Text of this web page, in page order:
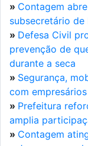
» Contagem
subsecretário de
» Defesa Civil
prevenção de
durante a seca
» Segurança,
com empresários
» Prefeitura
amplia
» Contagem